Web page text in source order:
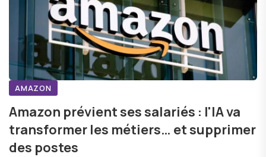
AMAZON
Amazon prévient ses salariés : l'IA va
transformer les métiers… et supprimer
des postes